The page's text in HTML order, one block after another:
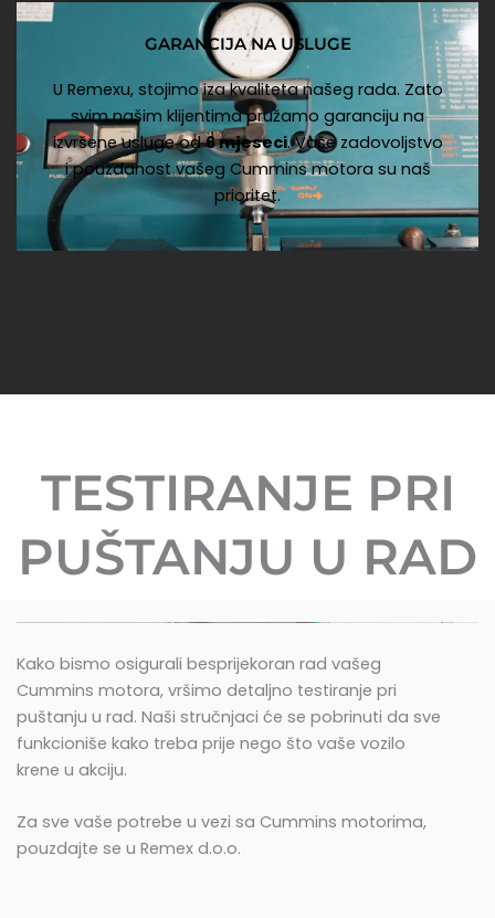
GARANCIJA NA USLUGE
U Remexu, stojimo iza kvaliteta našeg rada. Zato
svim našim klijentima pružamo garanciju na
izvršene usluge od6 mjeseci. Vaše zadovoljstvo
i pouzdanost vašeg Cummins motora su naš
prioritet.
TESTIRANJE PRI
PUŠTANJU U RAD
Kako bismo osigurali besprijekoran rad vašeg
Cummins motora, vršimo detaljno testiranje pri
puštanju u rad. Naši stručnjaci će se pobrinuti da sve
funkcioniše kako treba prije nego što vaše vozilo
krene u akciju.
Za sve vaše potrebe u vezi sa Cummins motorima,
pouzdajte se u Remex d.o.o.